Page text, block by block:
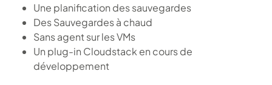
Une planification des sauvegardes
Des Sauvegardes à chaud
Sans agent sur les VMs
Un plug-in Cloudstack en cours de
développement